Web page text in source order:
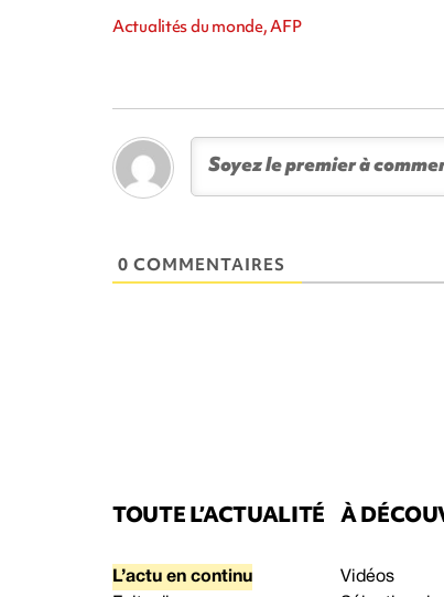
Actualités du monde, AFP
0 COMMENTAIRES
TOUTE L’ACTUALITÉ
L’actu en continu
À
Vidéos